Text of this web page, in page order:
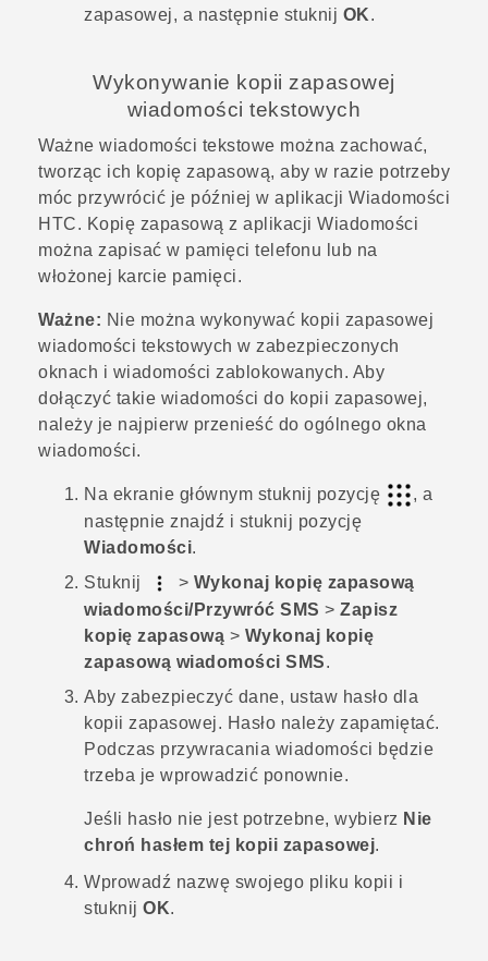
zapasowej, a następnie stuknij OK.
Wykonywanie kopii zapasowej
wiadomości tekstowych
Ważne wiadomości tekstowe można zachować,
tworząc ich kopię zapasową, aby w razie potrzeby
móc przywrócić je później w aplikacji Wiadomości
HTC. Kopię zapasową z aplikacji Wiadomości
można zapisać w pamięci telefonu lub na
włożonej karcie pamięci.
Ważne: Nie można wykonywać kopii zapasowej
wiadomości tekstowych w zabezpieczonych
oknach i wiadomości zablokowanych. Aby
dołączyć takie wiadomości do kopii zapasowej,
należy je najpierw przenieść do ogólnego okna
wiadomości.
Na ekranie głównym stuknij pozycję
, a
następnie znajdź i stuknij pozycję
Wiadomości.
Stuknij
> Wykonaj kopię zapasową
wiadomości/Przywróć SMS > Zapisz
kopię zapasową > Wykonaj kopię
zapasową wiadomości SMS.
Aby zabezpieczyć dane, ustaw hasło dla
kopii zapasowej. Hasło należy zapamiętać.
Podczas przywracania wiadomości będzie
trzeba je wprowadzić ponownie.
Jeśli hasło nie jest potrzebne, wybierz Nie
chroń hasłem tej kopii zapasowej.
Wprowadź nazwę swojego pliku kopii i
stuknij OK.